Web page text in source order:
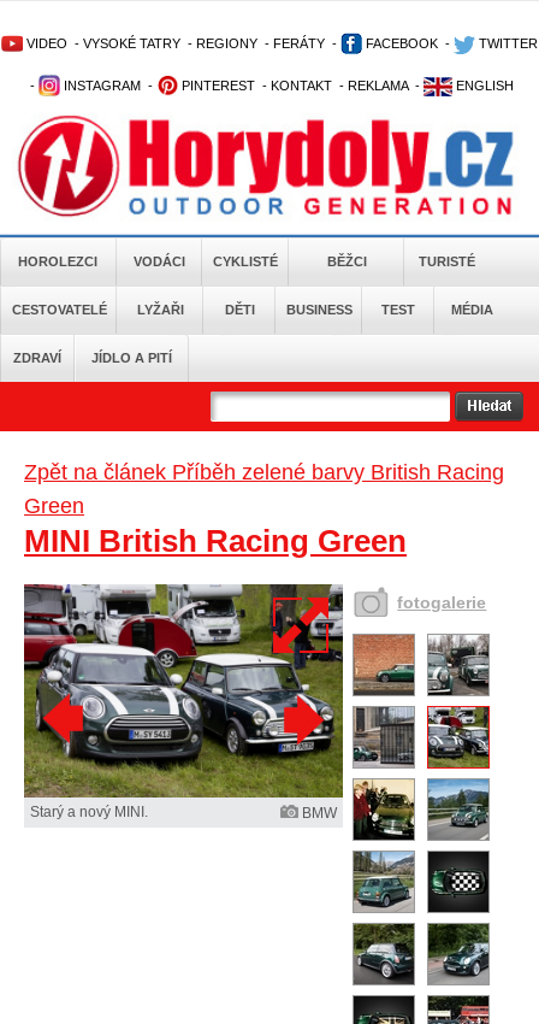
VIDEO - VYSOKÉ TATRY - REGIONY - FERÁTY - FACEBOOK - TWITTER
- INSTAGRAM - PINTEREST - KONTAKT - REKLAMA - ENGLISH
HOROLEZCI VODÁCI CYKLISTÉ BĚŽCI TURISTÉ
CESTOVATELÉ LYŽAŘI DĚTI BUSINESS TEST MÉDIA
ZDRAVÍ JÍDLO A PITÍ
Zpět na článek Příběh zelené barvy British Racing
Green
MINI British Racing Green
Starý a nový MINI. BMW
fotogalerie